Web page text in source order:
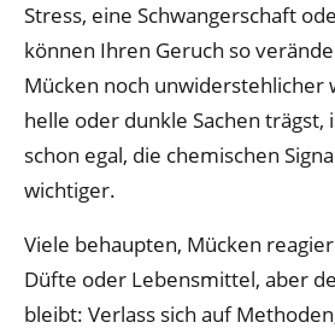
Stress, eine Schwangerschaft
können Ihren Geruch so
Mücken noch unwiderstehlicher
helle oder dunkle Sachen trägst,
schon egal, die chemischen
wichtiger.
Viele behaupten, Mücken
Düfte oder Lebensmittel, aber
bleibt: Verlass sich auf